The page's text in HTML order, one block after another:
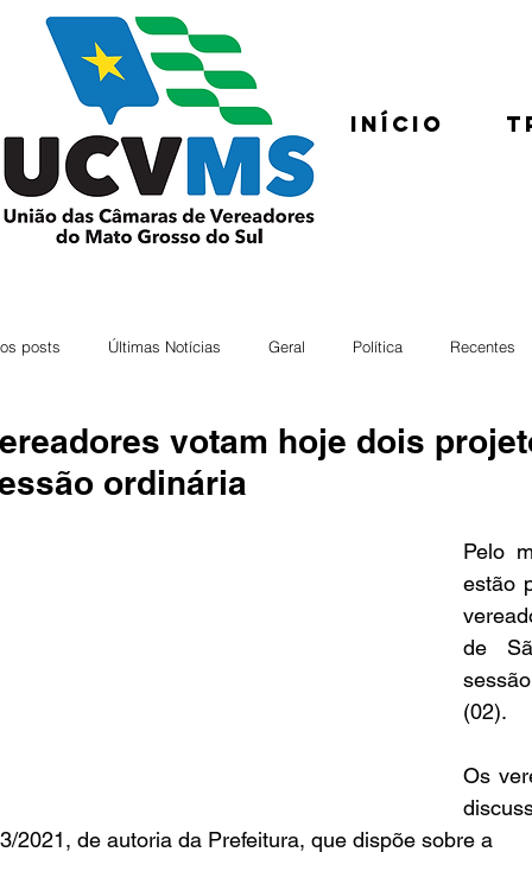
Início
posts Últimas Notícias Geral Política Recentes
votam hoje dois
ordinária
Pelo
estão
de
(02).
Os
3/2021, de autoria da Prefeitura, que dispõe sobre a